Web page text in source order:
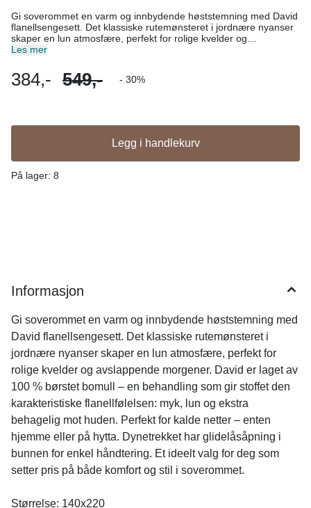
Gi soverommet en varm og innbydende høststemning med David
flanellsengesett. Det klassiske rutemønsteret i jordnære nyanser
skaper en lun atmosfære, perfekt for rolige kvelder og
avslappende morgener. David er laget av 100 % børstet bomull –
myk, lun og ekstra behagelig mot huden. Perfekt for kalde netter
– enten hjemme eller på hytta. Dynetrekket har glidelåsåpning i
Les mer
384,- 549,- - 30%
Legg i handlekurv
På lager: 8
Informasjon
Gi soverommet en varm og innbydende høststemning med
David flanellsengesett. Det klassiske rutemønsteret i
jordnære nyanser skaper en lun atmosfære, perfekt for
rolige kvelder og avslappende morgener. David er laget av
100 % børstet bomull – en behandling som gir stoffet den
karakteristiske flanellfølelsen: myk, lun og ekstra
behagelig mot huden. Perfekt for kalde netter – enten
hjemme eller på hytta. Dynetrekket har glidelåsåpning i
bunnen for enkel håndtering. Et ideelt valg for deg som
setter pris på både komfort og stil i soverommet.
Størrelse: 140x220